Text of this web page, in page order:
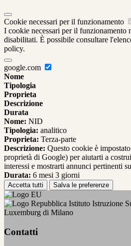
Cookie necessari per il funzionamento
I cookie necessari per il funzionamento
disabilitati. È possibile consultare
policy.
google.com
Nome
Tipologia
Proprieta
Descrizione
Durata
Nome: NID
Tipologia: analitico
Proprieta: Terza-parte
Descrizione: Questo cookie è
proprietà di Google) per aiutarti a
interessi e mostrarti annunci pertinenti
Durata: 6 mesi 3 giorni
Accetta tutti Salva le preferenze
Istituto Istruzione
Luxemburg di Milano
Contatti